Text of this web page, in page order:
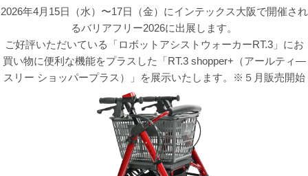
2026年4月15日（水）〜17日（金）にインテックス大阪で開催され
るバリアフリー2026に出展します。
ご好評いただいている「ロボットアシストウォーカーRT.3」にお
買い物に便利な機能をプラスした「RT.3 shopper+（アールティ―
スリー ショッパープラス）」を展示いたします。※５月販売開始